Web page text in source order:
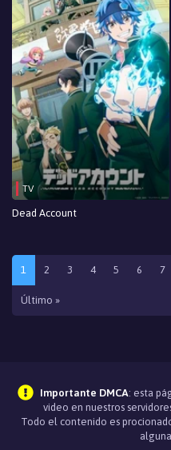
TV
Dead Account
1 2 3 4 5 6 7
Último »
Importante DMCA: esta
video en nuestros
Todo el contenido es